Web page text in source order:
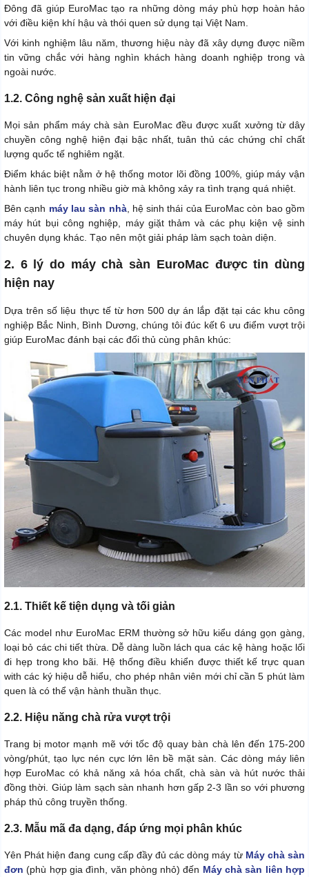
Đông đã giúp EuroMac tạo ra những dòng máy phù hợp hoàn hảo
với điều kiện khí hậu và thói quen sử dụng tại Việt Nam.
Với kinh nghiệm lâu năm, thương hiệu này đã xây dựng được niềm
tin vững chắc với hàng nghìn khách hàng doanh nghiệp trong và
ngoài nước.
1.2. Công nghệ sản xuất hiện đại
Mọi sản phẩm máy chà sàn EuroMac đều được xuất xưởng từ dây
chuyền công nghệ hiện đại bậc nhất, tuân thủ các chứng chỉ chất
lượng quốc tế nghiêm ngặt.
Điểm khác biệt nằm ở hệ thống motor lõi đồng 100%, giúp máy vận
hành liên tục trong nhiều giờ mà không xảy ra tình trạng quá nhiệt.
Bên cạnh máy lau sàn nhà, hệ sinh thái của EuroMac còn bao gồm
máy hút bụi công nghiệp, máy giặt thảm và các phụ kiện vệ sinh
chuyên dụng khác. Tạo nên một giải pháp làm sạch toàn diện.
2. 6 lý do máy chà sàn EuroMac được tin dùng
hiện nay
Dựa trên số liệu thực tế từ hơn 500 dự án lắp đặt tại các khu công
nghiệp Bắc Ninh, Bình Dương, chúng tôi đúc kết 6 ưu điểm vượt trội
giúp EuroMac đánh bại các đối thủ cùng phân khúc:
2.1. Thiết kế tiện dụng và tối giản
Các model như EuroMac ERM thường sở hữu kiểu dáng gọn gàng,
loại bỏ các chi tiết thừa. Dễ dàng luồn lách qua các kệ hàng hoặc lối
đi hẹp trong kho bãi. Hệ thống điều khiển được thiết kế trực quan
with các ký hiệu dễ hiểu, cho phép nhân viên mới chỉ cần 5 phút làm
quen là có thể vận hành thuần thục.
2.2. Hiệu năng chà rửa vượt trội
Trang bị motor mạnh mẽ với tốc độ quay bàn chà lên đến 175-200
vòng/phút, tạo lực nén cực lớn lên bề mặt sàn. Các dòng máy liên
hợp EuroMac có khả năng xả hóa chất, chà sàn và hút nước thải
đồng thời. Giúp làm sạch sàn nhanh hơn gấp 2-3 lần so với phương
pháp thủ công truyền thống.
2.3. Mẫu mã đa dạng, đáp ứng mọi phân khúc
Yên Phát hiện đang cung cấp đầy đủ các dòng máy từ Máy chà sàn
đơn (phù hợp gia đình, văn phòng nhỏ) đến Máy chà sàn liên hợp